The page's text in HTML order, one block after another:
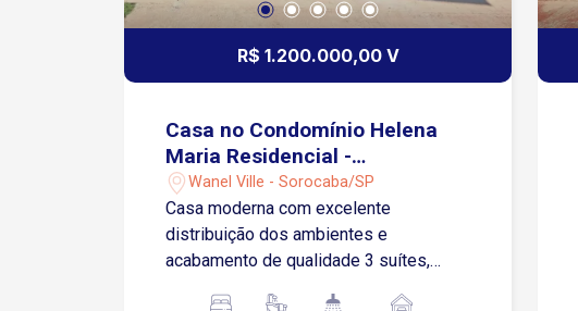
R$ 1.200.000,00 V
Casa no Condomínio Helena
Maria Residencial -
Sorocaba/SP
Wanel Ville - Sorocaba/SP
Casa moderna com excelente
distribuição dos ambientes e
acabamento de qualidade 3 suítes,